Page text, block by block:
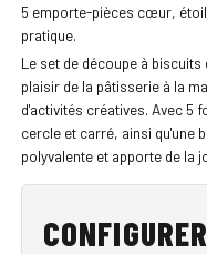
5 emporte-pièces cœur,
pratique.
Le set de découpe à
plaisir de la pâtisserie à la
d'activités créatives. Avec 5
cercle et carré, ainsi qu'une
polyvalente et apporte de la